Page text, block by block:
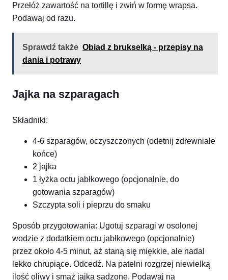
Przełóż zawartość na tortillę i zwiń w formę wrapsa.
Podawaj od razu.
Sprawdź także Obiad z brukselką - przepisy na
dania i potrawy
Jajka na szparagach
Składniki:
4-6 szparagów, oczyszczonych (odetnij zdrewniałe
końce)
2 jajka
1 łyżka octu jabłkowego (opcjonalnie, do
gotowania szparagów)
Szczypta soli i pieprzu do smaku
Sposób przygotowania: Ugotuj szparagi w osolonej
wodzie z dodatkiem octu jabłkowego (opcjonalnie)
przez około 4-5 minut, aż staną się miękkie, ale nadal
lekko chrupiące. Odcedź. Na patelni rozgrzej niewielką
ilość oliwy i smaż jajka sadzone. Podawaj na